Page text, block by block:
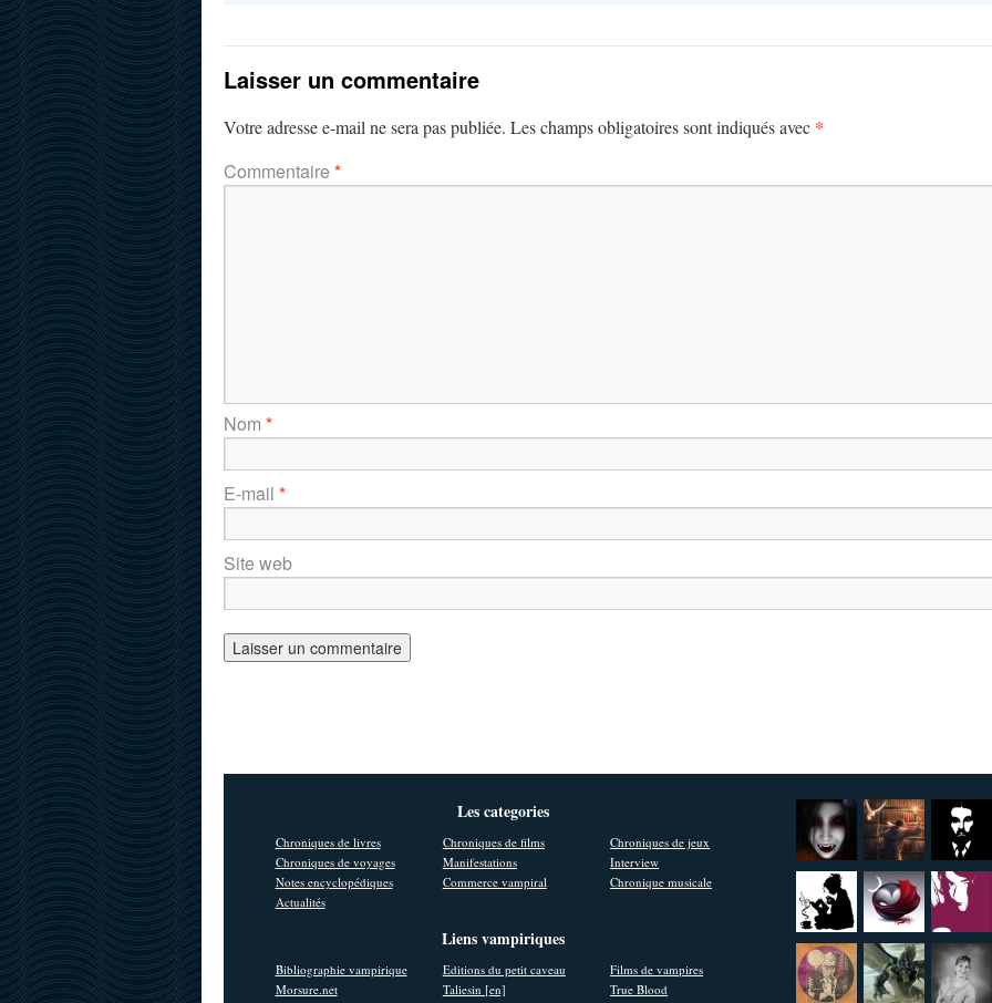
Laisser un commentaire
Votre adresse e-mail ne sera pas publiée. Les champs obligatoires sont indiqués avec *
Commentaire *
Nom *
E-mail *
Site web
Les categories
Chroniques de livres Chroniques de films
Chroniques de jeux
Chroniques de voyages
Manifestations
Interview
Notes encyclopédiques
Commerce vampiral
Chronique musicale
Actualités
Liens vampiriques
Bibliographie vampirique Editions du petit caveau
Films de vampires
Morsure.net
Taliesin [en]
True Blood